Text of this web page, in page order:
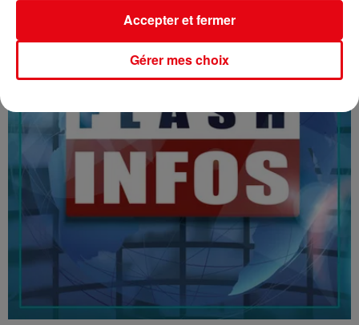
Gérer mes choix
Accepter et fermer